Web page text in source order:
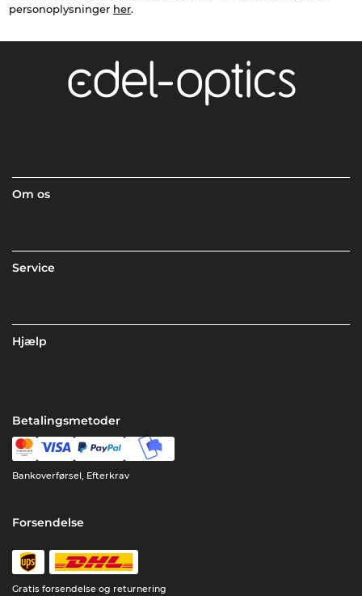
personoplysninger her.
Om os
Service
Hjælp
Betalingsmetoder
Bankoverførsel, Efterkrav
Forsendelse
Gratis forsendelse og returnering